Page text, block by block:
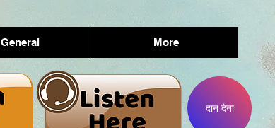
General More
दान देना